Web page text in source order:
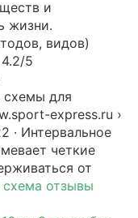
и
жизни.
видов)
5
схемы для
express.ru ›
· Интервальное
четкие
от
схема отзывы